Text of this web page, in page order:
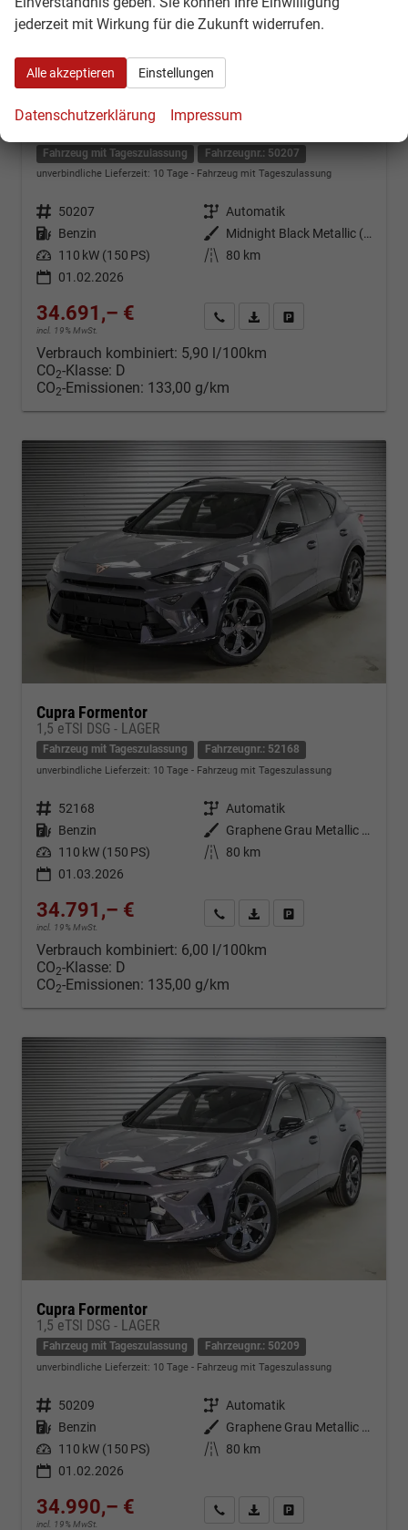
Cupra Formentor
Fahrzeug mit Tageszulassung Fahrzeugnr.: 50207
unverbindliche Lieferzeit: 10 Tage Fahrzeug mit Tageszulassung
Fahrzeugnr. 50207 Getriebe Automatik
Kraftstoff Benzin Außenfarbe
Midnight Black Metallic (0E)
Leistung 110 kW (150 PS) Kilometerstand
80 km
01.02.2026
34.691,– €
incl. 19% MwSt.
Kontakt & Angebot anfordern
PDF-Datei, Fahrzeugexposé
Verbrauch kombiniert: 5,90 l/100km
CO2-Klasse: D
CO2-Emissionen: 133,00 g/km
Cupra Formentor
1,5 eTSI DSG - LAGER
Fahrzeug mit Tageszulassung Fahrzeugnr.: 52168
unverbindliche Lieferzeit: 10 Tage Fahrzeug mit Tageszulassung
Fahrzeugnr. 52168 Getriebe Automatik
Kraftstoff Benzin Außenfarbe
Graphene Grau Metallic (R6)
Leistung 110 kW (150 PS) Kilometerstand
80 km
01.03.2026
34.791,– €
incl. 19% MwSt.
Kontakt & Angebot anfordern
PDF-Datei, Fahrzeugexposé
Verbrauch kombiniert: 6,00 l/100km
CO2-Klasse: D
CO2-Emissionen: 135,00 g/km
Cupra Formentor
1,5 eTSI DSG - LAGER
Fahrzeug mit Tageszulassung Fahrzeugnr.: 50209
unverbindliche Lieferzeit: 10 Tage Fahrzeug mit Tageszulassung
Fahrzeugnr. 50209 Getriebe Automatik
Kraftstoff Benzin Außenfarbe
Graphene Grau Metallic (R6)
Leistung 110 kW (150 PS) Kilometerstand
80 km
01.02.2026
34.990,– €
incl. 19% MwSt.
Kontakt & Angebot anfordern
PDF-Datei, Fahrzeugexposé
jederzeit mit Wirkung für die Zukunft widerrufen.
Alle akzeptieren Einstellungen
Datenschutzerklärung Impressum